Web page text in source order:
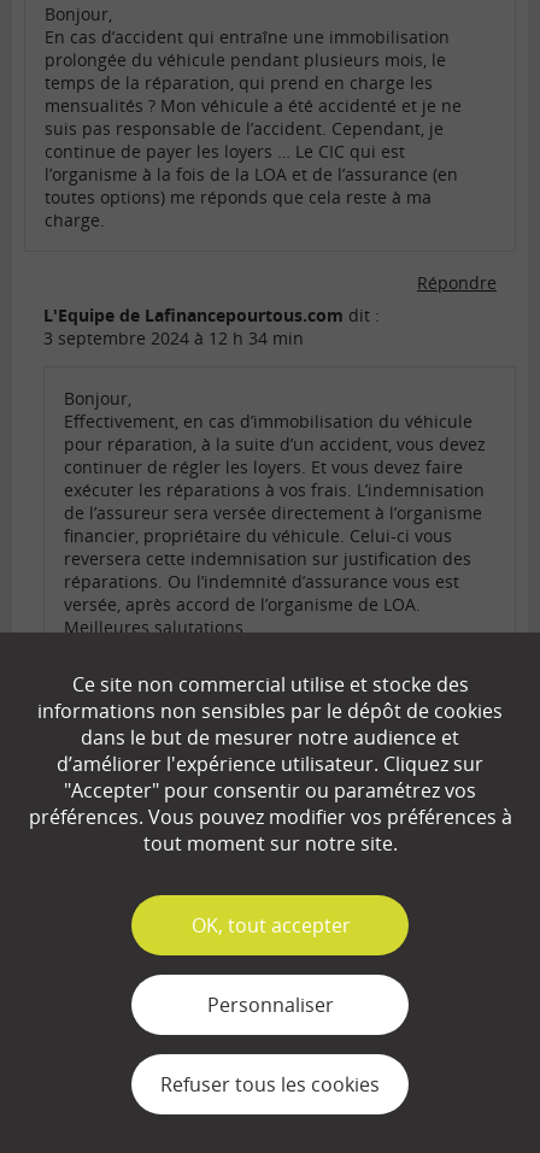
Bonjour,
En cas d’accident qui entraîne une immobilisation
prolongée du véhicule pendant plusieurs mois, le
temps de la réparation, qui prend en charge les
mensualités ? Mon véhicule a été accidenté et je ne
suis pas responsable de l’accident. Cependant, je
continue de payer les loyers … Le CIC qui est
l’organisme à la fois de la LOA et de l’assurance (en
toutes options) me réponds que cela reste à ma
charge.
Répondre
L'Equipe de Lafinancepourtous.com dit :
3 septembre 2024 à 12 h 34 min
Bonjour,
Effectivement, en cas d’immobilisation du véhicule
pour réparation, à la suite d’un accident, vous devez
continuer de régler les loyers. Et vous devez faire
exécuter les réparations à vos frais. L’indemnisation
de l’assureur sera versée directement à l’organisme
financier, propriétaire du véhicule. Celui-ci vous
reversera cette indemnisation sur justification des
réparations. Ou l’indemnité d’assurance vous est
versée, après accord de l’organisme de LOA.
Meilleures salutations.
Répondre
Comments
pagination
Précédent
1 … 5
Calculateurs
Calculateur de TVA
Ce site non commercial utilise et stocke des
informations non sensibles par le dépôt de cookies
dans le but de mesurer notre audience et
d’améliorer l'expérience utilisateur. Cliquez sur
"Accepter" pour consentir ou paramétrez vos
préférences. Vous pouvez modifier vos préférences à
tout moment sur notre site.
✓
OK, tout accepter
Personnaliser
Refuser tous les cookies